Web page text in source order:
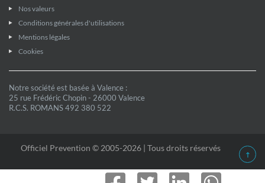
Nos valeurs
Conditions générales d'utilisations
Mentions légales
Cookies
Notre société est basée à Valence :
25 rue Frédéric Chopin - 26000 Valence
R.C.S. ROMANS 492 380 522
Officiel Prevention © 2005-2026 | Tous droits réservés